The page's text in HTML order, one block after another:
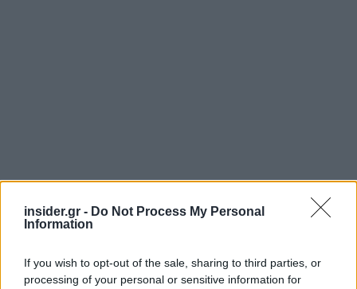
insider.gr - Do Not Process My Personal
Information
If you wish to opt-out of the sale, sharing to third parties, or
processing of your personal or sensitive information for